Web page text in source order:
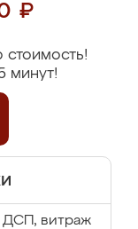
₽
минут!
ДСП, витраж